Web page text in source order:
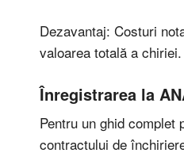
Dezavantaj: Costuri
valoarea totală a chiriei.
Înregistrarea la
Pentru un ghid complet
contractului de